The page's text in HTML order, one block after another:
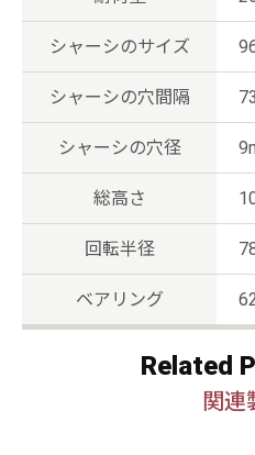
シャーシのサイズ
シャーシの穴間隔
シャーシの穴径
総高さ
回転半径
ベアリング
Related
関連